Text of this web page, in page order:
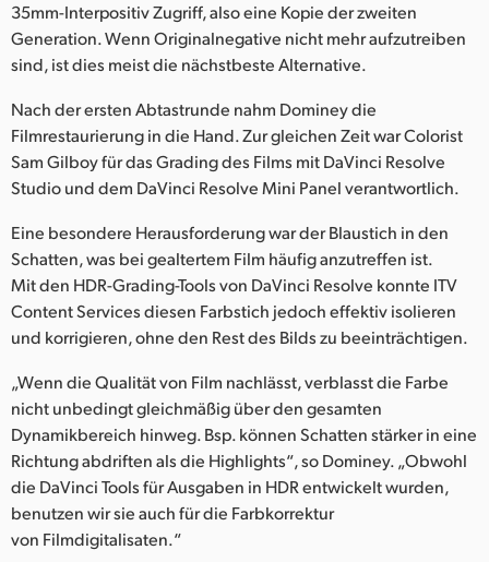
35mm-Interpositiv Zugriff, also eine Kopie der zweiten
Generation. Wenn Originalnegative nicht mehr aufzutreiben
sind, ist dies meist die nächstbeste Alternative.
Nach der ersten Abtastrunde nahm Dominey die
Filmrestaurierung in die Hand. Zur gleichen Zeit war Colorist
Sam Gilboy für das Grading des Films mit DaVinci Resolve
Studio und dem DaVinci Resolve Mini Panel verantwortlich.
Eine besondere Herausforderung war der Blaustich in den
Schatten, was bei gealtertem Film häufig anzutreffen ist.
Mit den HDR-Grading-Tools von DaVinci Resolve konnte ITV
Content Services diesen Farbstich jedoch effektiv isolieren
und korrigieren, ohne den Rest des Bilds zu beeinträchtigen.
„Wenn die Qualität von Film nachlässt, verblasst die Farbe
nicht unbedingt gleichmäßig über den gesamten
Dynamikbereich hinweg. Bsp. können Schatten stärker in eine
Richtung abdriften als die Highlights“, so Dominey. „Obwohl
die DaVinci Tools für Ausgaben in HDR entwickelt wurden,
benutzen wir sie auch für die Farbkorrektur
von Filmdigitalisaten.“